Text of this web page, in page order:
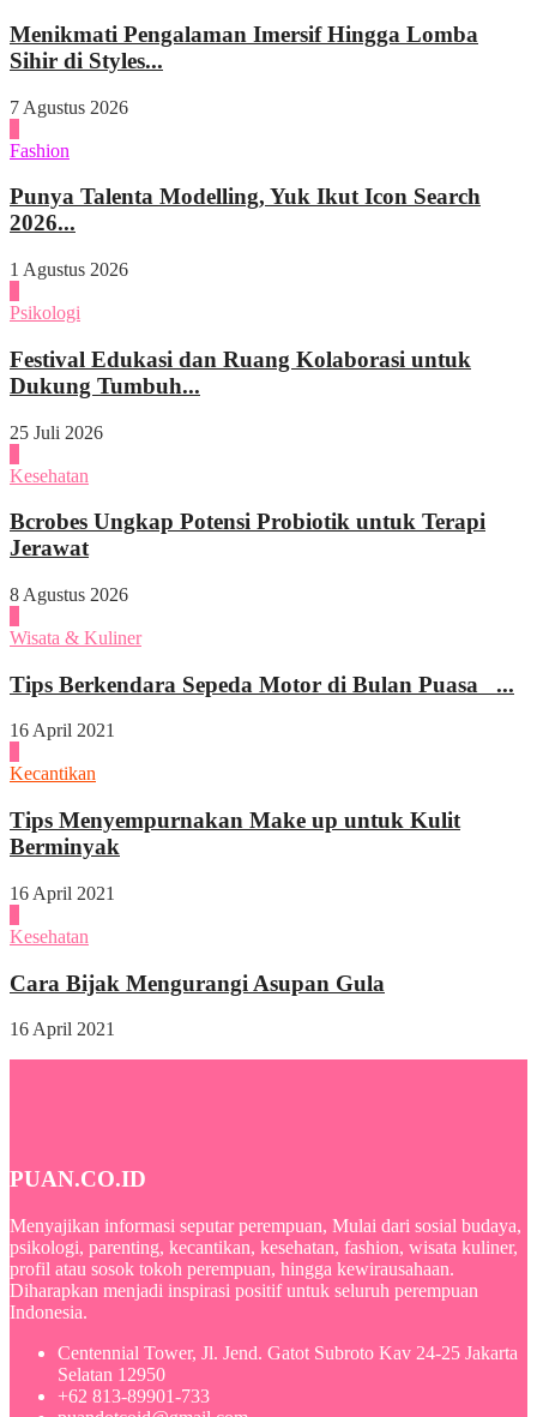
Menikmati Pengalaman Imersif Hingga Lomba
Sihir di Styles...
7 Agustus 2026
Fashion
Punya Talenta Modelling, Yuk Ikut Icon Search
2026...
1 Agustus 2026
Psikologi
Festival Edukasi dan Ruang Kolaborasi untuk
Dukung Tumbuh...
25 Juli 2026
Kesehatan
Bcrobes Ungkap Potensi Probiotik untuk Terapi
Jerawat
8 Agustus 2026
Wisata & Kuliner
Tips Berkendara Sepeda Motor di Bulan Puasa ...
16 April 2021
Kecantikan
Tips Menyempurnakan Make up untuk Kulit
Berminyak
16 April 2021
Kesehatan
Cara Bijak Mengurangi Asupan Gula
16 April 2021
PUAN.CO.ID
Menyajikan informasi seputar perempuan, Mulai dari sosial budaya,
psikologi, parenting, kecantikan, kesehatan, fashion, wisata kuliner,
profil atau sosok tokoh perempuan, hingga kewirausahaan.
Diharapkan menjadi inspirasi positif untuk seluruh perempuan
Indonesia.
Centennial Tower, Jl. Jend. Gatot Subroto Kav 24-25 Jakarta
Selatan 12950
+62 813-89901-733